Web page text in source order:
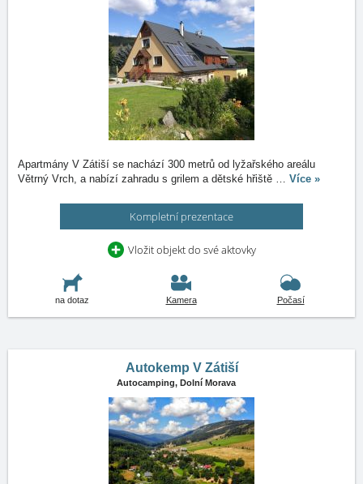
Apartmány V Zátiší se nachází 300 metrů od lyžařského areálu
Větrný Vrch, a nabízí zahradu s grilem a dětské hřiště … Více »
Kompletní prezentace
Vložit objekt do své aktovky
na dotaz Kamera Počasí
Autokemp V Zátiší
Autocamping, Dolní Morava